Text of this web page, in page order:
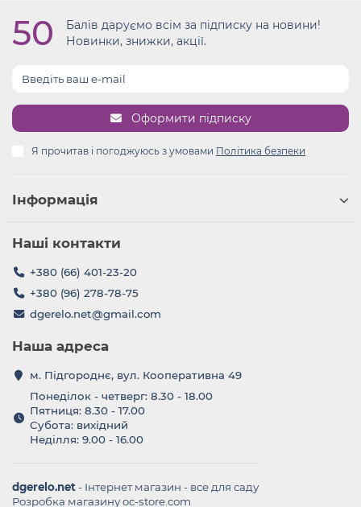
50
Балів даруємо всім за підписку на новини!
Новинки, знижки, акції.
Оформити підписку
Я прочитав і погоджуюсь з умовами Політика безпеки
Інформація
Наші контакти
+380 (66) 401-23-20
+380 (96) 278-78-75
dgerelo.net@gmail.com
Наша адреса
м. Підгороднє, вул. Кооперативна 49
Понеділок - четверг: 8.30 - 18.00
Пятниця: 8.30 - 17.00
Субота: вихідний
Неділля: 9.00 - 16.00
dgerelo.net- Інтернет магазин - все для саду
Розробка магазину oc-store.com